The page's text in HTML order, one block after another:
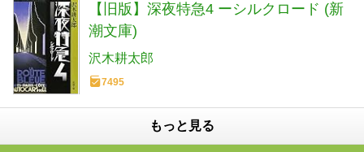
【旧版】深夜特急4 ーシルクロード (新
潮文庫)
沢木耕太郎
7495
もっと見る